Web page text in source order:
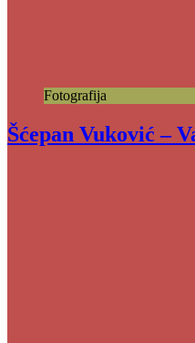
Fotografija
Šćepan Vuković –